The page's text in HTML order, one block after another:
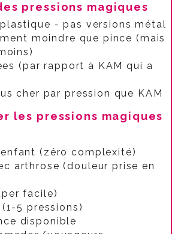
pressions magiques
plastique - pas versions métal
moindre que pince (mais
(par rapport à KAM qui a
cher par pression que KAM​
les pressions magiques
(zéro complexité)
arthrose (douleur prise en
facile)
5 pressions)
disponible